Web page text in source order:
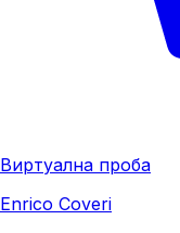
Виртуална проба
Enrico Coveri